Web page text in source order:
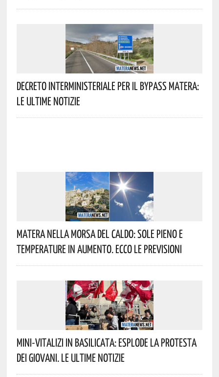
Decreto Interministeriale Per Il Bypass Matera:
Le Ultime Notizie
Matera Nella Morsa Del Caldo: Sole Pieno E
Temperature In Aumento. Ecco Le Previsioni
Mini-Vitalizi In Basilicata: Esplode La Protesta
Dei Giovani. Le Ultime Notizie